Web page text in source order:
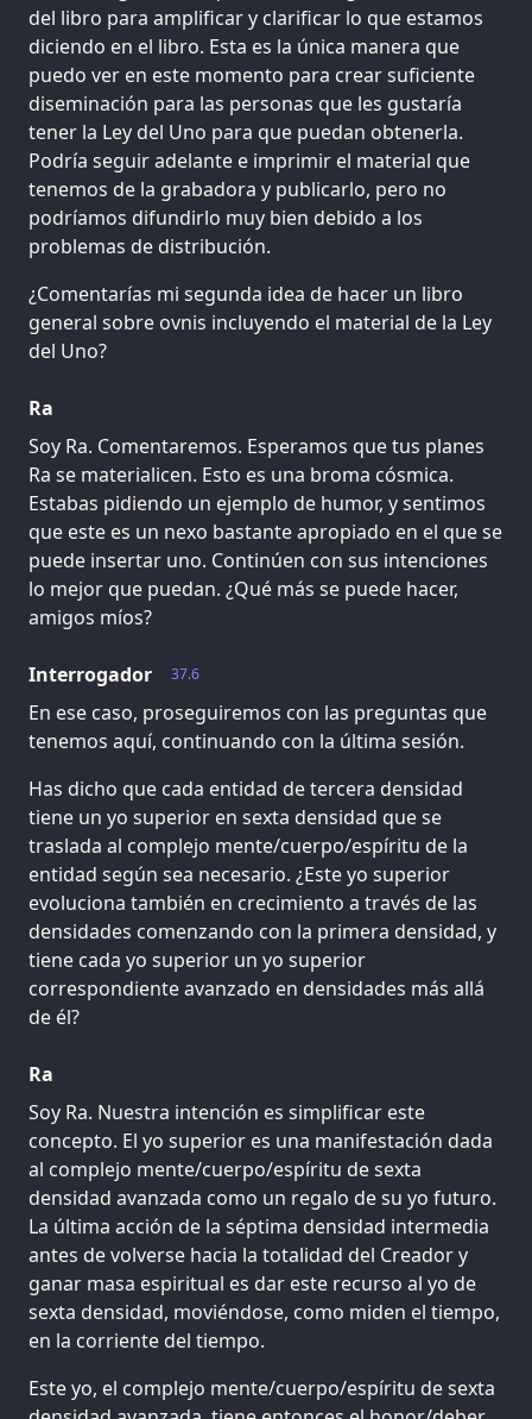
del libro para amplificar y clarificar lo que estamos
diciendo en el libro. Esta es la única manera que
puedo ver en este momento para crear suficiente
diseminación para las personas que les gustaría
tener la Ley del Uno para que puedan obtenerla.
Podría seguir adelante e imprimir el material que
tenemos de la grabadora y publicarlo, pero no
podríamos difundirlo muy bien debido a los
problemas de distribución.
¿Comentarías mi segunda idea de hacer un libro
general sobre ovnis incluyendo el material de la Ley
del Uno?
Ra
Soy Ra. Comentaremos. Esperamos que tus planes
Ra se materialicen. Esto es una broma cósmica.
Estabas pidiendo un ejemplo de humor, y sentimos
que este es un nexo bastante apropiado en el que se
puede insertar uno. Continúen con sus intenciones
lo mejor que puedan. ¿Qué más se puede hacer,
amigos míos?
37.6
Interrogador
En ese caso, proseguiremos con las preguntas que
tenemos aquí, continuando con la última sesión.
Has dicho que cada entidad de tercera densidad
tiene un yo superior en sexta densidad que se
traslada al complejo mente/cuerpo/espíritu de la
entidad según sea necesario. ¿Este yo superior
evoluciona también en crecimiento a través de las
densidades comenzando con la primera densidad, y
tiene cada yo superior un yo superior
correspondiente avanzado en densidades más allá
de él?
Ra
Soy Ra. Nuestra intención es simplificar este
concepto. El yo superior es una manifestación dada
al complejo mente/cuerpo/espíritu de sexta
densidad avanzada como un regalo de su yo futuro.
La última acción de la séptima densidad intermedia
antes de volverse hacia la totalidad del Creador y
ganar masa espiritual es dar este recurso al yo de
sexta densidad, moviéndose, como miden el tiempo,
en la corriente del tiempo.
Este yo, el complejo mente/cuerpo/espíritu de sexta